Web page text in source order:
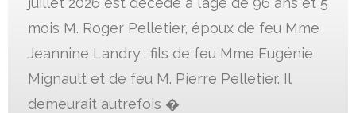
mois M. Roger Pelletier, époux de feu Mme
Jeannine Landry ; fils de feu Mme Eugénie
Mignault et de feu M. Pierre Pelletier. Il
demeurait autrefois �